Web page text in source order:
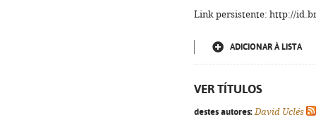
Link persistente: http://
ADICIONAR À LISTA
VER TÍTULOS
destes autores: David Uclés